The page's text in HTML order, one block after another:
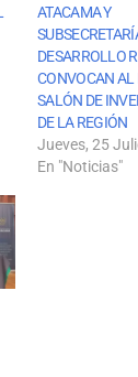
ATACAMA Y
DESARROLLO
CONVOCAN AL
SALÓN DE
DE LA REGIÓN
Jueves, 25
En "Noticias"